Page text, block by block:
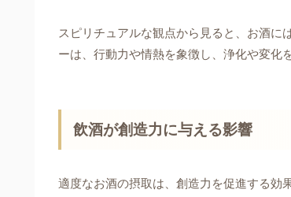
スピリチュアルな観点から見ると、お酒
ーは、行動力や情熱を象徴し、浄化や変化
飲酒が創造力に与える影響
適度なお酒の摂取は、創造力を促進する効